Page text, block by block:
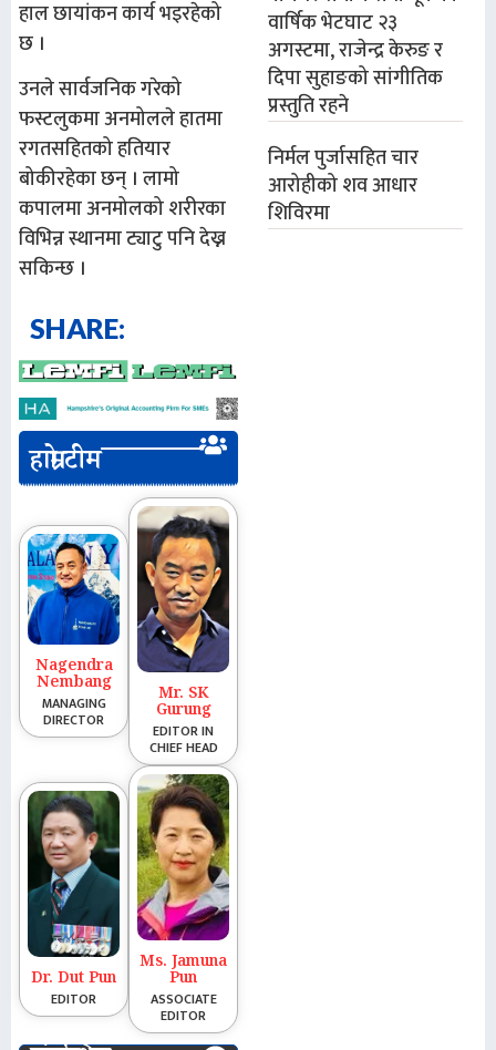
हाल छायांकन कार्य भइरहेको
छ ।
उनले सार्वजनिक गरेको
फस्टलुकमा अनमोलले हातमा
रगतसहितको हतियार
बोकीरहेका छन् । लामो
कपालमा अनमोलको शरीरका
विभिन्न स्थानमा ट्याटु पनि देख्न
सकिन्छ ।
SHARE:
हाम्रो टीम
Nagendra
Nembang
MANAGING
DIRECTOR
Mr. SK
Gurung
EDITOR IN
CHIEF HEAD
Dr. Dut Pun
EDITOR
Ms. Jamuna
Pun
ASSOCIATE
EDITOR
वार्षिक भेटघाट २३
अगस्टमा, राजेन्द्र केरुङ र
दिपा सुहाङको सांगीतिक
प्रस्तुति रहने
निर्मल पुर्जासहित चार
आरोहीको शव आधार
शिविरमा